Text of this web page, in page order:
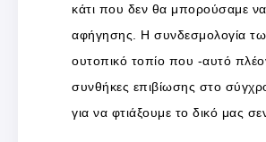
κάτι που δεν θα μπορούσαμε
αφήγησης. Η συνδεσμολογία
ουτοπικό τοπίο που -αυτό
συνθήκες επιβίωσης στο
για να φτιάξουμε το δικό μας